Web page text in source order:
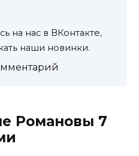
на нас в ВКонтакте,
наши новинки.
Романовы 7